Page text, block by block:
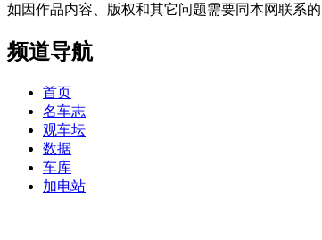
如因作品内容、版权和其它问题需要同本网联系
频道导航
首页
名车志
观车坛
数据
车库
加电站